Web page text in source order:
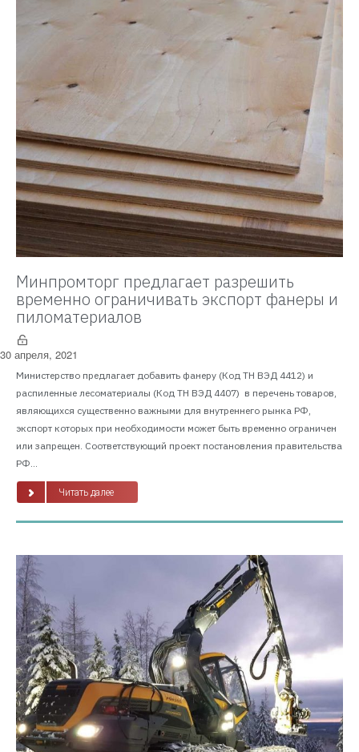
Минпромторг предлагает разрешить
временно ограничивать экспорт фанеры и
пиломатериалов
30 апреля, 2021
Министерство предлагает добавить фанеру (Код ТН ВЭД 4412) и
распиленные лесоматериалы (Код ТН ВЭД 4407) в перечень товаров,
являющихся существенно важными для внутреннего рынка РФ,
экспорт которых при необходимости может быть временно ограничен
или запрещен. Соответствующий проект постановления правительства
РФ...
Читать далее